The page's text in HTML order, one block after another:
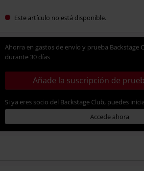
Este artículo no está disponible.
Ahorra en gastos de envío y prueba Backstage
durante 30 días
Añade la suscripción de
Si ya eres socio del Backstage Club, puedes
Accede ahora